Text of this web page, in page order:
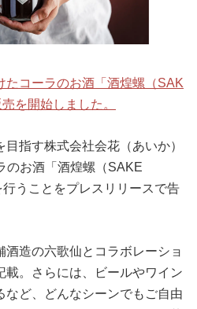
たコーラのお酒「酒煌螺（SAK
を開始しました。
指す株式会社会花（あいか）
のお酒「酒煌螺（SAKE
うことをプレスリリースで告
酒造の六歌仙とコラボレーショ
載。さらには、ビールやワイン
など、どんなシーンでもご自由